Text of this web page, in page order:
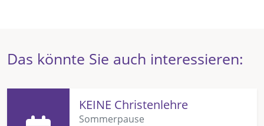
Das könnte Sie auch interessieren:
KEINE Christenlehre
Sommerpause